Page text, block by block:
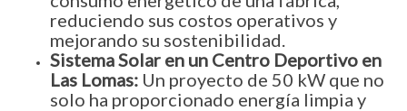
reduciendo sus costos operativos y
mejorando su sostenibilidad.
Sistema Solar en un Centro Deportivo en
Las Lomas: Un proyecto de 50 kW que no
solo ha proporcionado energía limpia y